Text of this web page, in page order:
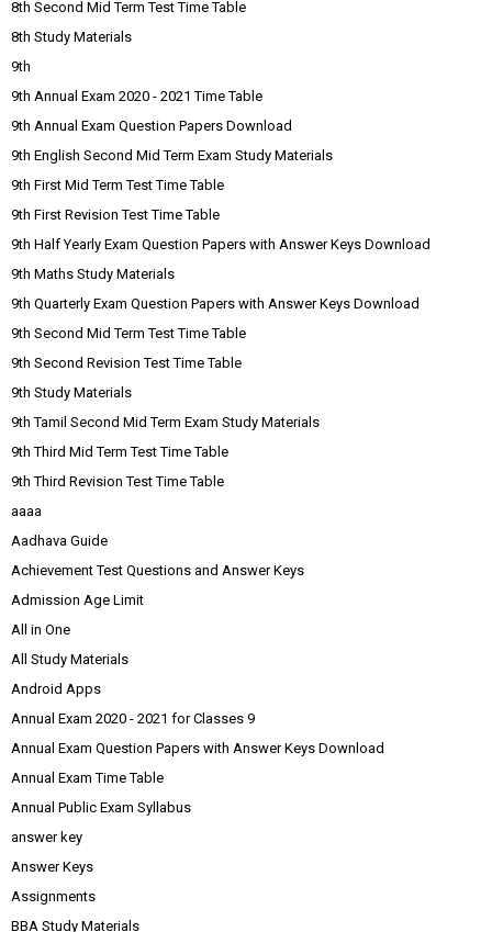
8th Second Mid Term Test Time Table
8th Study Materials
9th
9th Annual Exam 2020 - 2021 Time Table
9th Annual Exam Question Papers Download
9th English Second Mid Term Exam Study Materials
9th First Mid Term Test Time Table
9th First Revision Test Time Table
9th Half Yearly Exam Question Papers with Answer Keys Download
9th Maths Study Materials
9th Quarterly Exam Question Papers with Answer Keys Download
9th Second Mid Term Test Time Table
9th Second Revision Test Time Table
9th Study Materials
9th Tamil Second Mid Term Exam Study Materials
9th Third Mid Term Test Time Table
9th Third Revision Test Time Table
aaaa
Aadhava Guide
Achievement Test Questions and Answer Keys
Admission Age Limit
All in One
All Study Materials
Android Apps
Annual Exam 2020 - 2021 for Classes 9
Annual Exam Question Papers with Answer Keys Download
Annual Exam Time Table
Annual Public Exam Syllabus
answer key
Answer Keys
Assignments
BBA Study Materials